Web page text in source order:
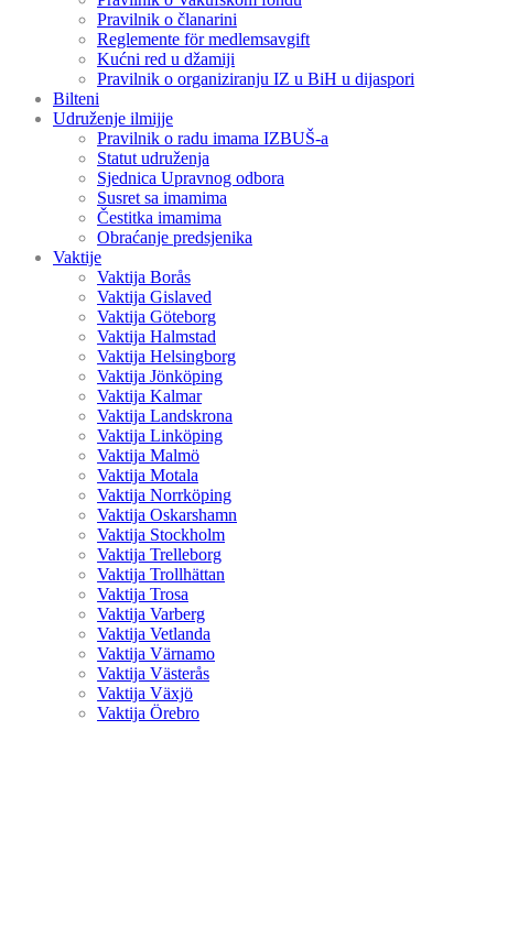
Pravilnik o članarini
Reglemente för medlemsavgift
Kućni red u džamiji
Pravilnik o organiziranju IZ u BiH u dijaspori
Bilteni
Udruženje ilmijje
Pravilnik o radu imama IZBUŠ-a
Statut udruženja
Sjednica Upravnog odbora
Susret sa imamima
Čestitka imamima
Obraćanje predsjenika
Vaktije
Vaktija Borås
Vaktija Gislaved
Vaktija Göteborg
Vaktija Halmstad
Vaktija Helsingborg
Vaktija Jönköping
Vaktija Kalmar
Vaktija Landskrona
Vaktija Linköping
Vaktija Malmö
Vaktija Motala
Vaktija Norrköping
Vaktija Oskarshamn
Vaktija Stockholm
Vaktija Trelleborg
Vaktija Trollhättan
Vaktija Trosa
Vaktija Varberg
Vaktija Vetlanda
Vaktija Värnamo
Vaktija Västerås
Vaktija Växjö
Vaktija Örebro